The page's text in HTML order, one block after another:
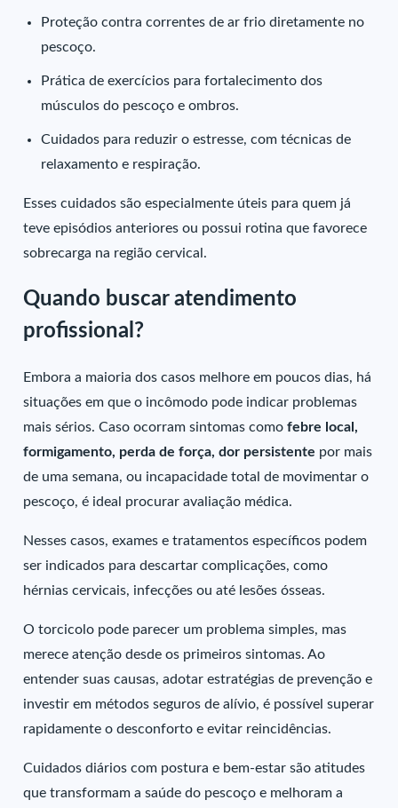
Proteção contra correntes de ar frio diretamente no
pescoço.
Prática de exercícios para fortalecimento dos
músculos do pescoço e ombros.
Cuidados para reduzir o estresse, com técnicas de
relaxamento e respiração.
Esses cuidados são especialmente úteis para quem já
teve episódios anteriores ou possui rotina que favorece
sobrecarga na região cervical.
Quando buscar atendimento
profissional?
Embora a maioria dos casos melhore em poucos dias, há
situações em que o incômodo pode indicar problemas
mais sérios. Caso ocorram sintomas comofebre local,
formigamento, perda de força, dor persistente por mais
de uma semana, ou incapacidade total de movimentar o
pescoço, é ideal procurar avaliação médica.
Nesses casos, exames e tratamentos específicos podem
ser indicados para descartar complicações, como
hérnias cervicais, infecções ou até lesões ósseas.
O torcicolo pode parecer um problema simples, mas
merece atenção desde os primeiros sintomas. Ao
entender suas causas, adotar estratégias de prevenção e
investir em métodos seguros de alívio, é possível superar
rapidamente o desconforto e evitar reincidências.
Cuidados diários com postura e bem-estar são atitudes
que transformam a saúde do pescoço e melhoram a